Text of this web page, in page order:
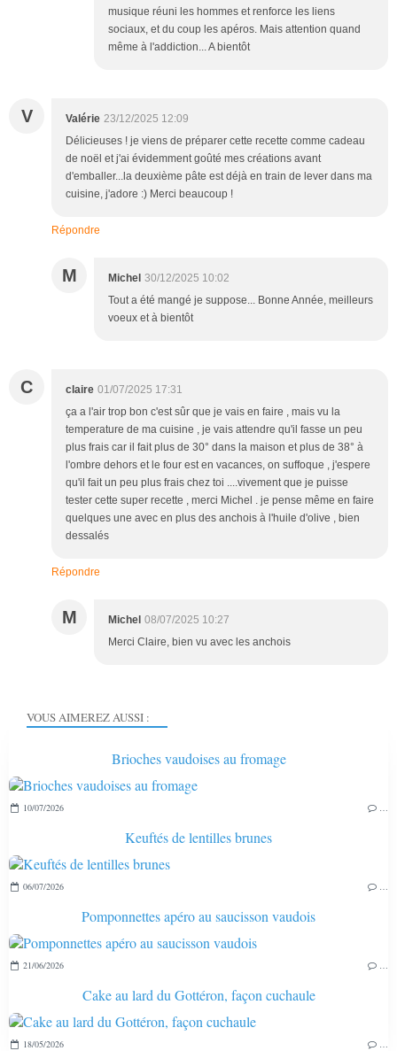
musique réuni les hommes et renforce les liens
sociaux, et du coup les apéros. Mais attention quand
même à l'addiction... A bientôt
V Valérie 23/12/2025 12:09
Délicieuses ! je viens de préparer cette recette comme cadeau
de noël et j'ai évidemment goûté mes créations avant
d'emballer...la deuxième pâte est déjà en train de lever dans ma
cuisine, j'adore :) Merci beaucoup !
Répondre
M Michel 30/12/2025 10:02
Tout a été mangé je suppose... Bonne Année, meilleurs
voeux et à bientôt
C claire 01/07/2025 17:31
ça a l'air trop bon c'est sûr que je vais en faire , mais vu la
temperature de ma cuisine , je vais attendre qu'il fasse un peu
plus frais car il fait plus de 30° dans la maison et plus de 38° à
l'ombre dehors et le four est en vacances, on suffoque , j'espere
qu'il fait un peu plus frais chez toi ....vivement que je puisse
tester cette super recette , merci Michel . je pense même en faire
quelques une avec en plus des anchois à l'huile d'olive , bien
dessalés
Répondre
M Michel 08/07/2025 10:27
Merci Claire, bien vu avec les anchois
VOUS AIMEREZ AUSSI :
Brioches vaudoises au fromage
10/07/2026
Keuftés de lentilles brunes
06/07/2026
Pomponnettes apéro au saucisson vaudois
21/06/2026
Cake au lard du Gottéron, façon cuchaule
18/05/2026